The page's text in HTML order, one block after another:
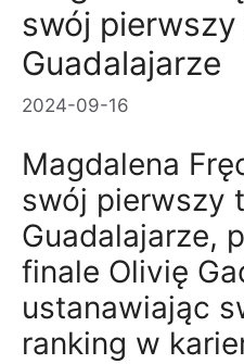
swój pierwszy
Guadalajarze
2024-09-16
Magdalena
swój pierwszy
Guadalajarze,
finale Olivię
ustanawiając
ranking w